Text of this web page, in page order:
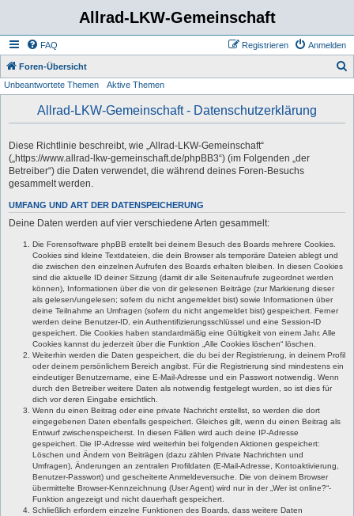
Allrad-LKW-Gemeinschaft
FAQ Anmelden
Registrieren
Foren-Übersicht
Unbeantwortete Themen Aktive Themen
Allrad-LKW-Gemeinschaft - Datenschutzerklärung
Diese Richtlinie beschreibt, wie „Allrad-LKW-Gemeinschaft“
(„https://www.allrad-lkw-gemeinschaft.de/phpBB3“) (im Folgenden „der
Betreiber“) die Daten verwendet, die während deines Foren-Besuchs
gesammelt werden.
UMFANG UND ART DER DATENSPEICHERUNG
Deine Daten werden auf vier verschiedene Arten gesammelt:
Die Forensoftware phpBB erstellt bei deinem Besuch des Boards mehrere Cookies.
Cookies sind kleine Textdateien, die dein Browser als temporäre Dateien ablegt und
die zwischen den einzelnen Aufrufen des Boards erhalten bleiben. In diesen Cookies
sind die aktuelle ID deiner Sitzung (damit dir alle Seitenaufrufe zugeordnet werden
können), Informationen über die von dir gelesenen Beiträge (zur Markierung dieser
als gelesen/ungelesen; sofern du nicht angemeldet bist) sowie Informationen über
deine Teilnahme an Umfragen (sofern du nicht angemeldet bist) gespeichert. Ferner
werden deine Benutzer-ID, ein Authentifizierungsschlüssel und eine Session-ID
gespeichert. Die Cookies haben standardmäßig eine Gültigkeit von einem Jahr. Alle
Cookies kannst du jederzeit über die Funktion „Alle Cookies löschen“ löschen.
Weiterhin werden die Daten gespeichert, die du bei der Registrierung, in deinem Profil
oder deinem persönlichem Bereich angibst. Für die Registrierung sind mindestens ein
eindeutiger Benutzername, eine E-Mail-Adresse und ein Passwort notwendig. Wenn
durch den Betreiber weitere Daten als notwendig festgelegt wurden, so ist dies für
dich vor deren Eingabe ersichtlich.
Wenn du einen Beitrag oder eine private Nachricht erstellst, so werden die dort
eingegebenen Daten ebenfalls gespeichert. Gleiches gilt, wenn du einen Beitrag als
Entwurf zwischenspeicherst. In diesen Fällen wird auch deine IP-Adresse
gespeichert. Die IP-Adresse wird weiterhin bei folgenden Aktionen gespeichert:
Löschen und Ändern von Beiträgen (dazu zählen Private Nachrichten und
Umfragen), Änderungen an zentralen Profildaten (E-Mail-Adresse, Kontoaktivierung,
Benutzer-Passwort) und gescheiterte Anmeldeversuche. Die von deinem Browser
übermittelte Browser-Kennzeichnung (User Agent) wird nur in der „Wer ist online?“-
Funktion angezeigt und nicht dauerhaft gespeichert.
Schließlich erfordern einzelne Funktionen des Boards, dass weitere Daten